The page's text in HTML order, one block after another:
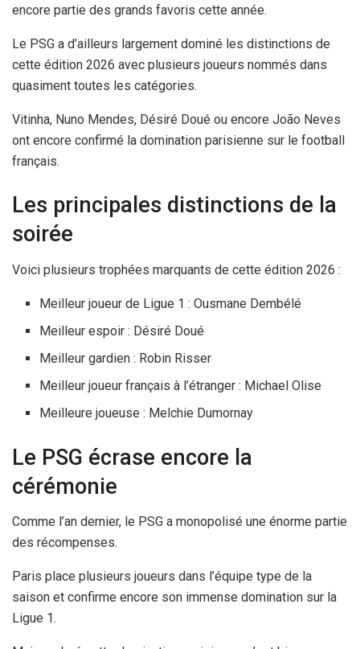
encore partie des grands favoris cette année.
Le PSG a d’ailleurs largement dominé les distinctions de
cette édition 2026 avec plusieurs joueurs nommés dans
quasiment toutes les catégories.
Vitinha, Nuno Mendes, Désiré Doué ou encore João Neves
ont encore confirmé la domination parisienne sur le football
français.
Les principales distinctions de la
soirée
Voici plusieurs trophées marquants de cette édition 2026 :
Meilleur joueur de Ligue 1 : Ousmane Dembélé
Meilleur espoir : Désiré Doué
Meilleur gardien : Robin Risser
Meilleur joueur français à l’étranger : Michael Olise
Meilleure joueuse : Melchie Dumornay
Le PSG écrase encore la
cérémonie
Comme l’an dernier, le PSG a monopolisé une énorme partie
des récompenses.
Paris place plusieurs joueurs dans l’équipe type de la
saison et confirme encore son immense domination sur la
Ligue 1.